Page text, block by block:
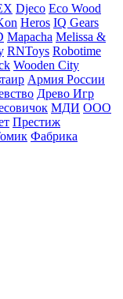
Djeco Eco Wood
Heros IQ Gears
Mapacha Melissa &
RNToys Robotime
Wooden City
Армия России
Древо Игр
МДИ ООО
Престиж
Фабрика